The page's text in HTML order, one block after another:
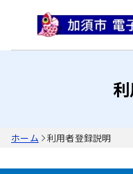
ホーム 利用者登録説明